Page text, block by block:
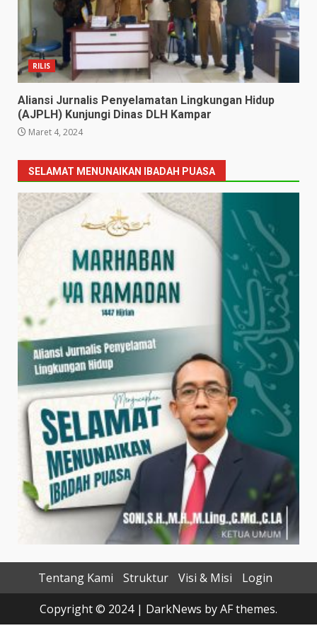
RILIS
Aliansi Jurnalis Penyelamatan Lingkungan Hidup
(AJPLH) Kunjungi Dinas DLH Kampar
Maret 4, 2024
SELAMAT MENUNAIKAN IBADAH PUASA
Tentang Kami Struktur Visi & Misi
Login
Copyright © 2024 | DarkNews by AF themes.